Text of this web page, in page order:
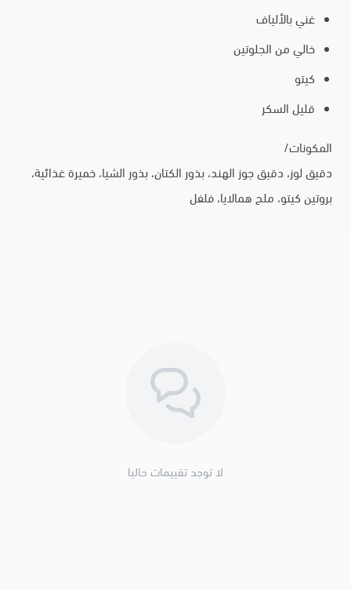
غني بالألياف
خالي من الجلوتين
كيتو
قليل السكر
المكونات/
دقيق لوز، دقيق جوز الهند، بذور الكتان، بذور الشيا، خميرة غذائية،
بروتين كيتو، ملح همالايا، فلفل
لا توجد تقييمات حاليا